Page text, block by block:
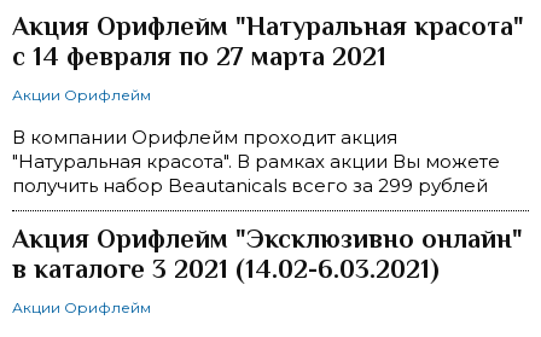
Акция Орифлейм "Натуральная красота"
с 14 февраля по 27 марта 2021
Акции Орифлейм
В компании Орифлейм проходит акция
"Натуральная красота". В рамках акции Вы можете
получить набор Beautanicals всего за 299 рублей
Акция Орифлейм "Эксклюзивно онлайн"
в каталоге 3 2021 (14.02-6.03.2021)
Акции Орифлейм